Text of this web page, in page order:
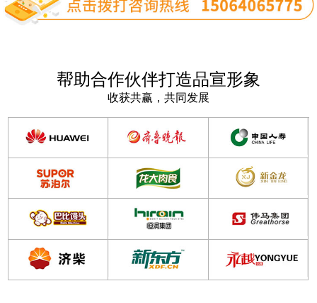
帮助合作伙伴打造品宣形象
收获共赢，共同发展